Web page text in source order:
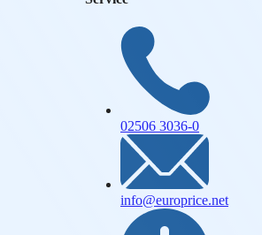
02506 3036-0
info@europrice.net